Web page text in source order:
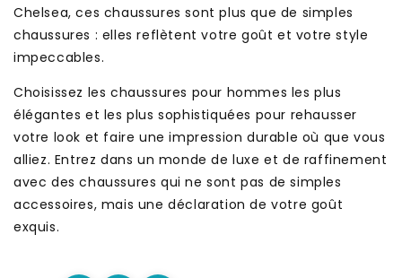
Chelsea, ces chaussures sont plus que de simples
chaussures : elles reflètent votre goût et votre style
impeccables.
Choisissez les chaussures pour hommes les plus
élégantes et les plus sophistiquées pour rehausser
votre look et faire une impression durable où que vous
alliez. Entrez dans un monde de luxe et de raffinement
avec des chaussures qui ne sont pas de simples
accessoires, mais une déclaration de votre goût
exquis.